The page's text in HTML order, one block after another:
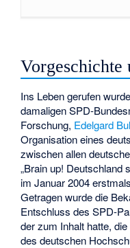
Vorgeschichte
Ins Leben gerufen
damaligen SPD-
Forschung, Edelgard
Organisation eines
zwischen allen
„Brain up! Deutschland
im Januar 2004
Getragen wurde die
Entschluss des SPD-
der zum Inhalt hatte,
des deutschen